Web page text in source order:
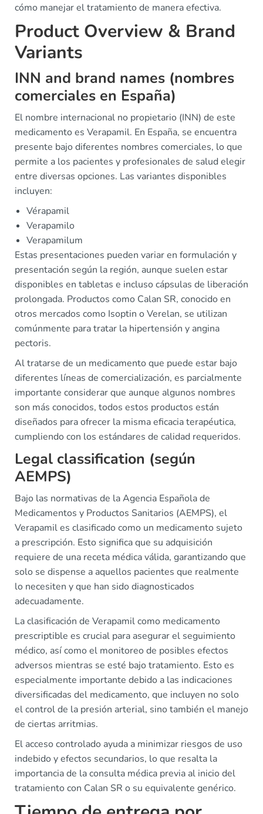
cómo manejar el tratamiento de manera efectiva.
Product Overview & Brand
Variants
INN and brand names (nombres
comerciales en España)
El nombre internacional no propietario (INN) de este
medicamento es Verapamil. En España, se encuentra
presente bajo diferentes nombres comerciales, lo que
permite a los pacientes y profesionales de salud elegir
entre diversas opciones. Las variantes disponibles
incluyen:
Vérapamil
Verapamilo
Verapamilum
Estas presentaciones pueden variar en formulación y
presentación según la región, aunque suelen estar
disponibles en tabletas e incluso cápsulas de liberación
prolongada. Productos como Calan SR, conocido en
otros mercados como Isoptin o Verelan, se utilizan
comúnmente para tratar la hipertensión y angina
pectoris.
Al tratarse de un medicamento que puede estar bajo
diferentes líneas de comercialización, es parcialmente
importante considerar que aunque algunos nombres
son más conocidos, todos estos productos están
diseñados para ofrecer la misma eficacia terapéutica,
cumpliendo con los estándares de calidad requeridos.
Legal classification (según
AEMPS)
Bajo las normativas de la Agencia Española de
Medicamentos y Productos Sanitarios (AEMPS), el
Verapamil es clasificado como un medicamento sujeto
a prescripción. Esto significa que su adquisición
requiere de una receta médica válida, garantizando que
solo se dispense a aquellos pacientes que realmente
lo necesiten y que han sido diagnosticados
adecuadamente.
La clasificación de Verapamil como medicamento
prescriptible es crucial para asegurar el seguimiento
médico, así como el monitoreo de posibles efectos
adversos mientras se esté bajo tratamiento. Esto es
especialmente importante debido a las indicaciones
diversificadas del medicamento, que incluyen no solo
el control de la presión arterial, sino también el manejo
de ciertas arritmias.
El acceso controlado ayuda a minimizar riesgos de uso
indebido y efectos secundarios, lo que resalta la
importancia de la consulta médica previa al inicio del
tratamiento con Calan SR o su equivalente genérico.